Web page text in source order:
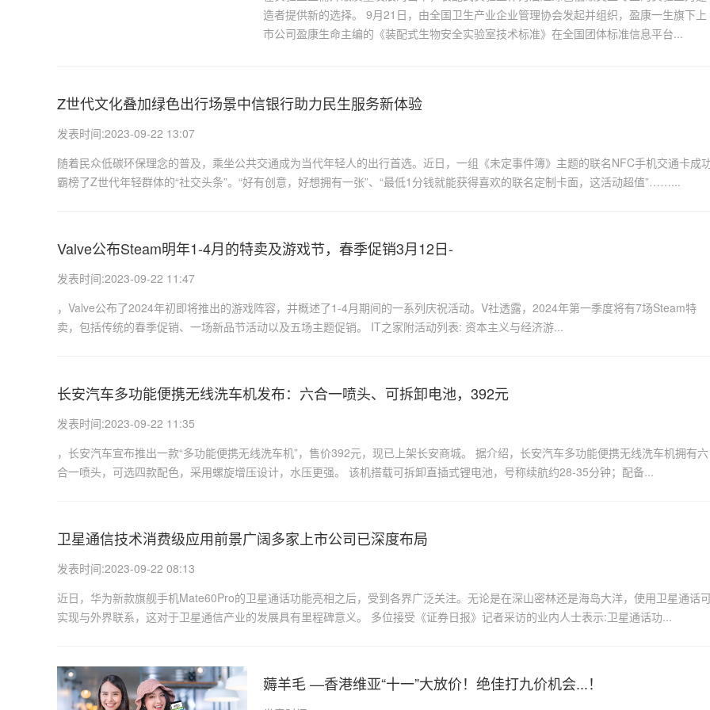
造者提供新的选择。 9月21日，由全国卫生产业企业管理协会发起并组织，盈康一生旗下上
市公司盈康生命主编的《装配式生物安全实验室技术标准》在全国团体标准信息平台...
Z世代文化叠加绿色出行场景中信银行助力民生服务新体验
发表时间:2023-09-22 13:07
随着民众低碳环保理念的普及，乘坐公共交通成为当代年轻人的出行首选。近日，一组《未定事件簿》主题的联名NFC手机交通卡成
霸榜了Z世代年轻群体的“社交头条”。“好有创意，好想拥有一张”、“最低1分钱就能获得喜欢的联名定制卡面，这活动超值”……...
Valve公布Steam明年1-4月的特卖及游戏节，春季促销3月12日-
发表时间:2023-09-22 11:47
，Valve公布了2024年初即将推出的游戏阵容，并概述了1-4月期间的一系列庆祝活动。V社透露，2024年第一季度将有7场Steam特
卖，包括传统的春季促销、一场新品节活动以及五场主题促销。 IT之家附活动列表: 资本主义与经济游...
长安汽车多功能便携无线洗车机发布：六合一喷头、可拆卸电池，392元
发表时间:2023-09-22 11:35
，长安汽车宣布推出一款“多功能便携无线洗车机”，售价392元，现已上架长安商城。 据介绍，长安汽车多功能便携无线洗车机拥有六
合一喷头，可选四款配色，采用螺旋增压设计，水压更强。 该机搭载可拆卸直插式锂电池，号称续航约28-35分钟；配备...
卫星通信技术消费级应用前景广阔多家上市公司已深度布局
发表时间:2023-09-22 08:13
近日，华为新款旗舰手机Mate60Pro的卫星通话功能亮相之后，受到各界广泛关注。无论是在深山密林还是海岛大洋，使用卫星通话
实现与外界联系，这对于卫星通信产业的发展具有里程碑意义。 多位接受《证券日报》记者采访的业内人士表示:卫星通话功...
薅羊毛 —香港维亚“十一”大放价！绝佳打九价机会...！